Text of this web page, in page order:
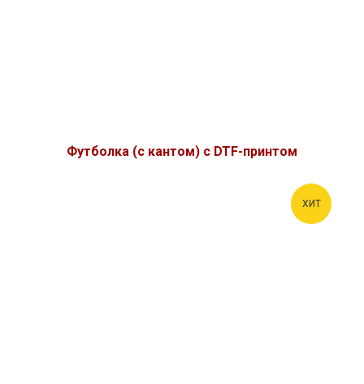
Футболка (с кантом) с DTF-принтом
ХИТ